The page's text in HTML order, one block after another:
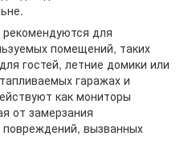
для
помещений, таких
гостей, летние домики или
гаражах и
как мониторы
от замерзания
повреждений, вызванных